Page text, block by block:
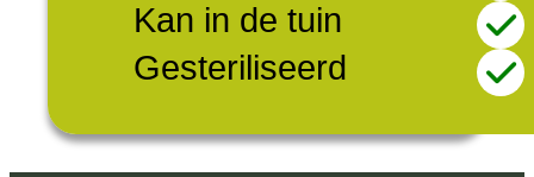
Kan in de tuin
Gesteriliseerd